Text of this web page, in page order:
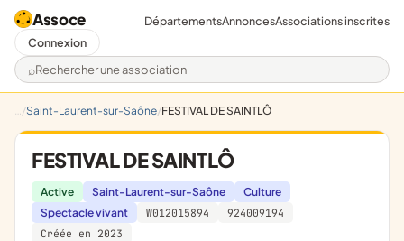
Assoce
Rechercher une association
DépartementsAnnoncesAssociations inscrites
Connexion
Saint-Laurent-sur-Saône FESTIVAL DE SAINTLÔ
FESTIVAL DE SAINTLÔ
Active Saint-Laurent-sur-Saône
Culture
Spectacle vivant
W012015894
924009194
Créée en 2023